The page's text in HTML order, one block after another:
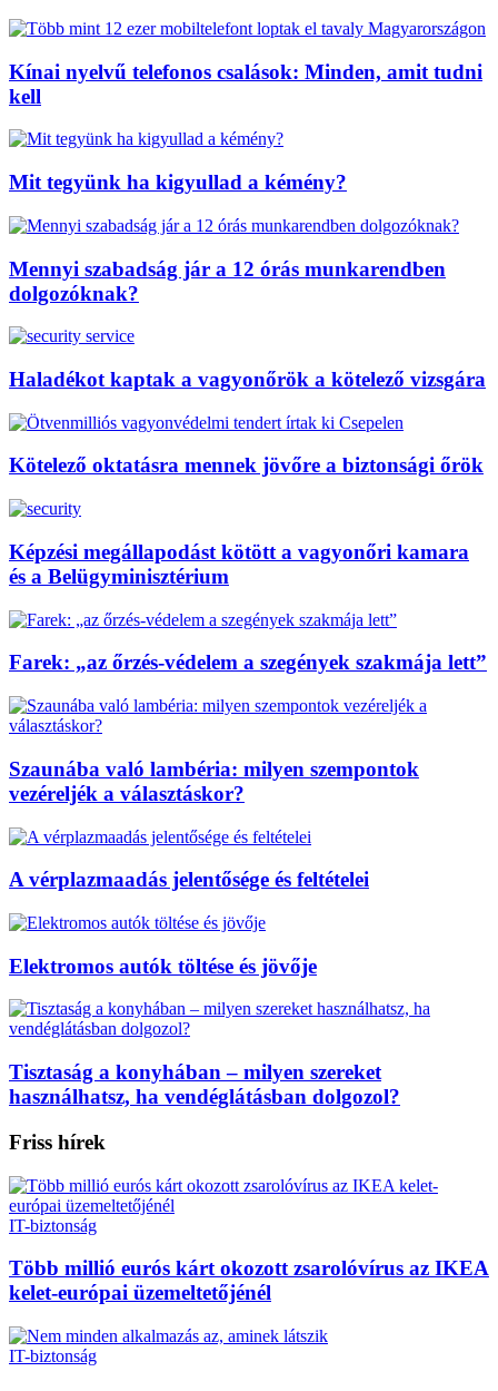
Kínai nyelvű telefonos csalások: Minden, amit tudni
kell
Mit tegyünk ha kigyullad a kémény?
Mennyi szabadság jár a 12 órás munkarendben
dolgozóknak?
Haladékot kaptak a vagyonőrök a kötelező vizsgára
Kötelező oktatásra mennek jövőre a biztonsági őrök
Képzési megállapodást kötött a vagyonőri kamara
és a Belügyminisztérium
Farek: „az őrzés-védelem a szegények szakmája lett”
Szaunába való lambéria: milyen szempontok
vezéreljék a választáskor?
A vérplazmaadás jelentősége és feltételei
Elektromos autók töltése és jövője
Tisztaság a konyhában – milyen szereket
használhatsz, ha vendéglátásban dolgozol?
Friss hírek
IT-biztonság
Több millió eurós kárt okozott zsarolóvírus az IKEA
kelet-európai üzemeltetőjénél
IT-biztonság